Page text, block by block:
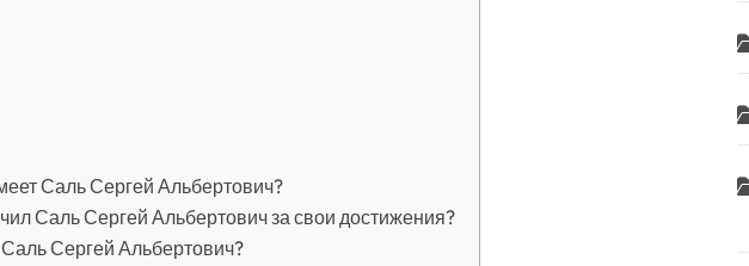
Саль Сергей Альбертович?
Саль Сергей Альбертович за свои достижения?
Саль Сергей Альбертович?